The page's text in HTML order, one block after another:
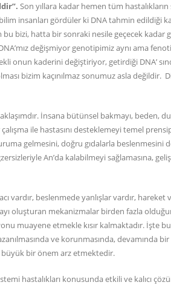
Son yıllara kadar hemen tüm
insanları gördüler ki DNA tahmin edildiği
bizi, hatta bir sonraki nesile geçecek kadar
değişmiyor genotipimiz aynı ama
onun kaderini değiştiriyor, getirdiği DNA’
bizim kaçınılmaz sonumuz asla değildir.
İnsana bütünsel bakmayı, beden,
ile hastasını desteklemeyi temel
gelmesini, doğru gıdalarla
An’da kalabilmeyi sağlamasına,
vardır, beslenmede yanlışlar vardır,
oluşturan mekanizmalar birden fazla
muayene etmekle kısır kalmaktadır. İşte
ve korunmasında, devamında bir
büyük bir önem arz etmektedir.
hastalıkları konusunda etkili ve kalıcı